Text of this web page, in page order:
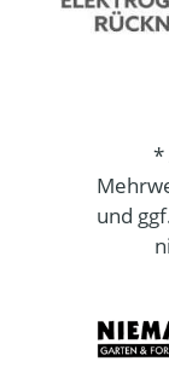
*
und